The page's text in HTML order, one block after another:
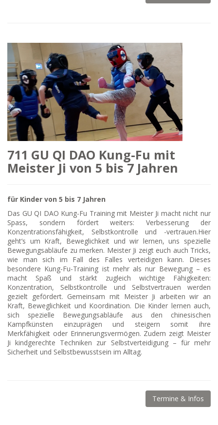
711 GU QI DAO Kung-Fu mit
Meister Ji von 5 bis 7 Jahren
für Kinder von 5 bis 7 Jahren
Das GU QI DAO Kung-Fu Training mit Meister Ji macht nicht nur
Spass, sondern fördert weiters: Verbesserung der
Konzentrationsfähigkeit, Selbstkontrolle und -vertrauen.Hier
geht’s um Kraft, Beweglichkeit und wir lernen, uns spezielle
Bewegungsabläufe zu merken. Meister Ji zeigt euch auch Tricks,
wie man sich im Fall des Falles verteidigen kann. Dieses
besondere Kung-Fu-Training ist mehr als nur Bewegung – es
macht Spaß und stärkt zugleich wichtige Fähigkeiten:
Konzentration, Selbstkontrolle und Selbstvertrauen werden
gezielt gefördert. Gemeinsam mit Meister Ji arbeiten wir an
Kraft, Beweglichkeit und Koordination. Die Kinder lernen auch,
sich spezielle Bewegungsabläufe aus den chinesischen
Kampfkünsten einzuprägen und steigern somit ihre
Merkfähigkeit oder Erinnerungsvermögen. Zudem zeigt Meister
Ji kindgerechte Techniken zur Selbstverteidigung – für mehr
Sicherheit und Selbstbewusstsein im Alltag.
Termine & Infos